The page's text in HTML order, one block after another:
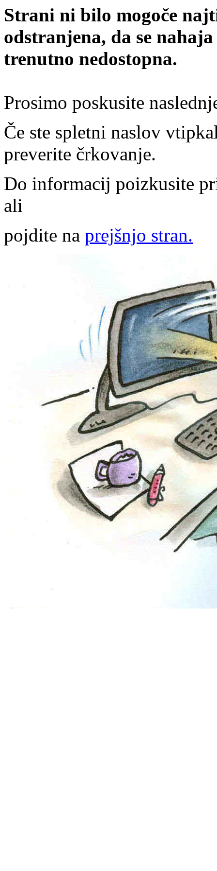
Strani ni bilo mogoče
odstranjena, da se
trenutno nedostopna.
Prosimo poskusite
Če ste spletni naslov
preverite črkovanje.
Do informacij poizkusite
ali
pojdite na prejšnjo stran.